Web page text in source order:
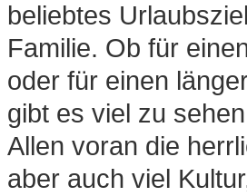
beliebtes
Familie. Ob für
oder für einen
gibt es viel zu
Allen voran die
aber auch viel